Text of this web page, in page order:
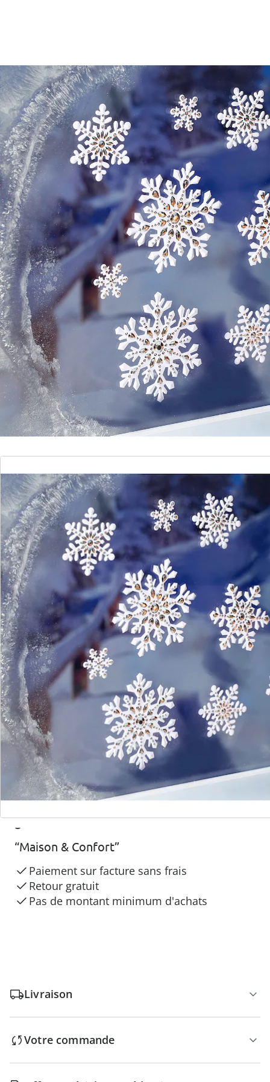
Dans le Panier
Livrable sous 4-5 jours ouvrés
Des cristaux de glace uniques!
aspect 3D
Des flocons de neige et des cristaux de glace, c’est tout
le charme de l’hiver. Ces 15 flocons de neige en 3D
donneront à vos fenêtres un aspect hivernal et vous
mettront dans l’ambiance de Noël. Il est difficile de
trouver une déco de fenêtre plus adaptée.
Détails
Informations et fabricant
Avis
Commande directe
S’abonner à la newsletter
Nous sommes là pour vous
Hotline client
3 raisons de choisir
“Maison & Confort”
Paiement sur facture sans frais
Retour gratuit
Pas de montant minimum d'achats
Livraison
Votre commande